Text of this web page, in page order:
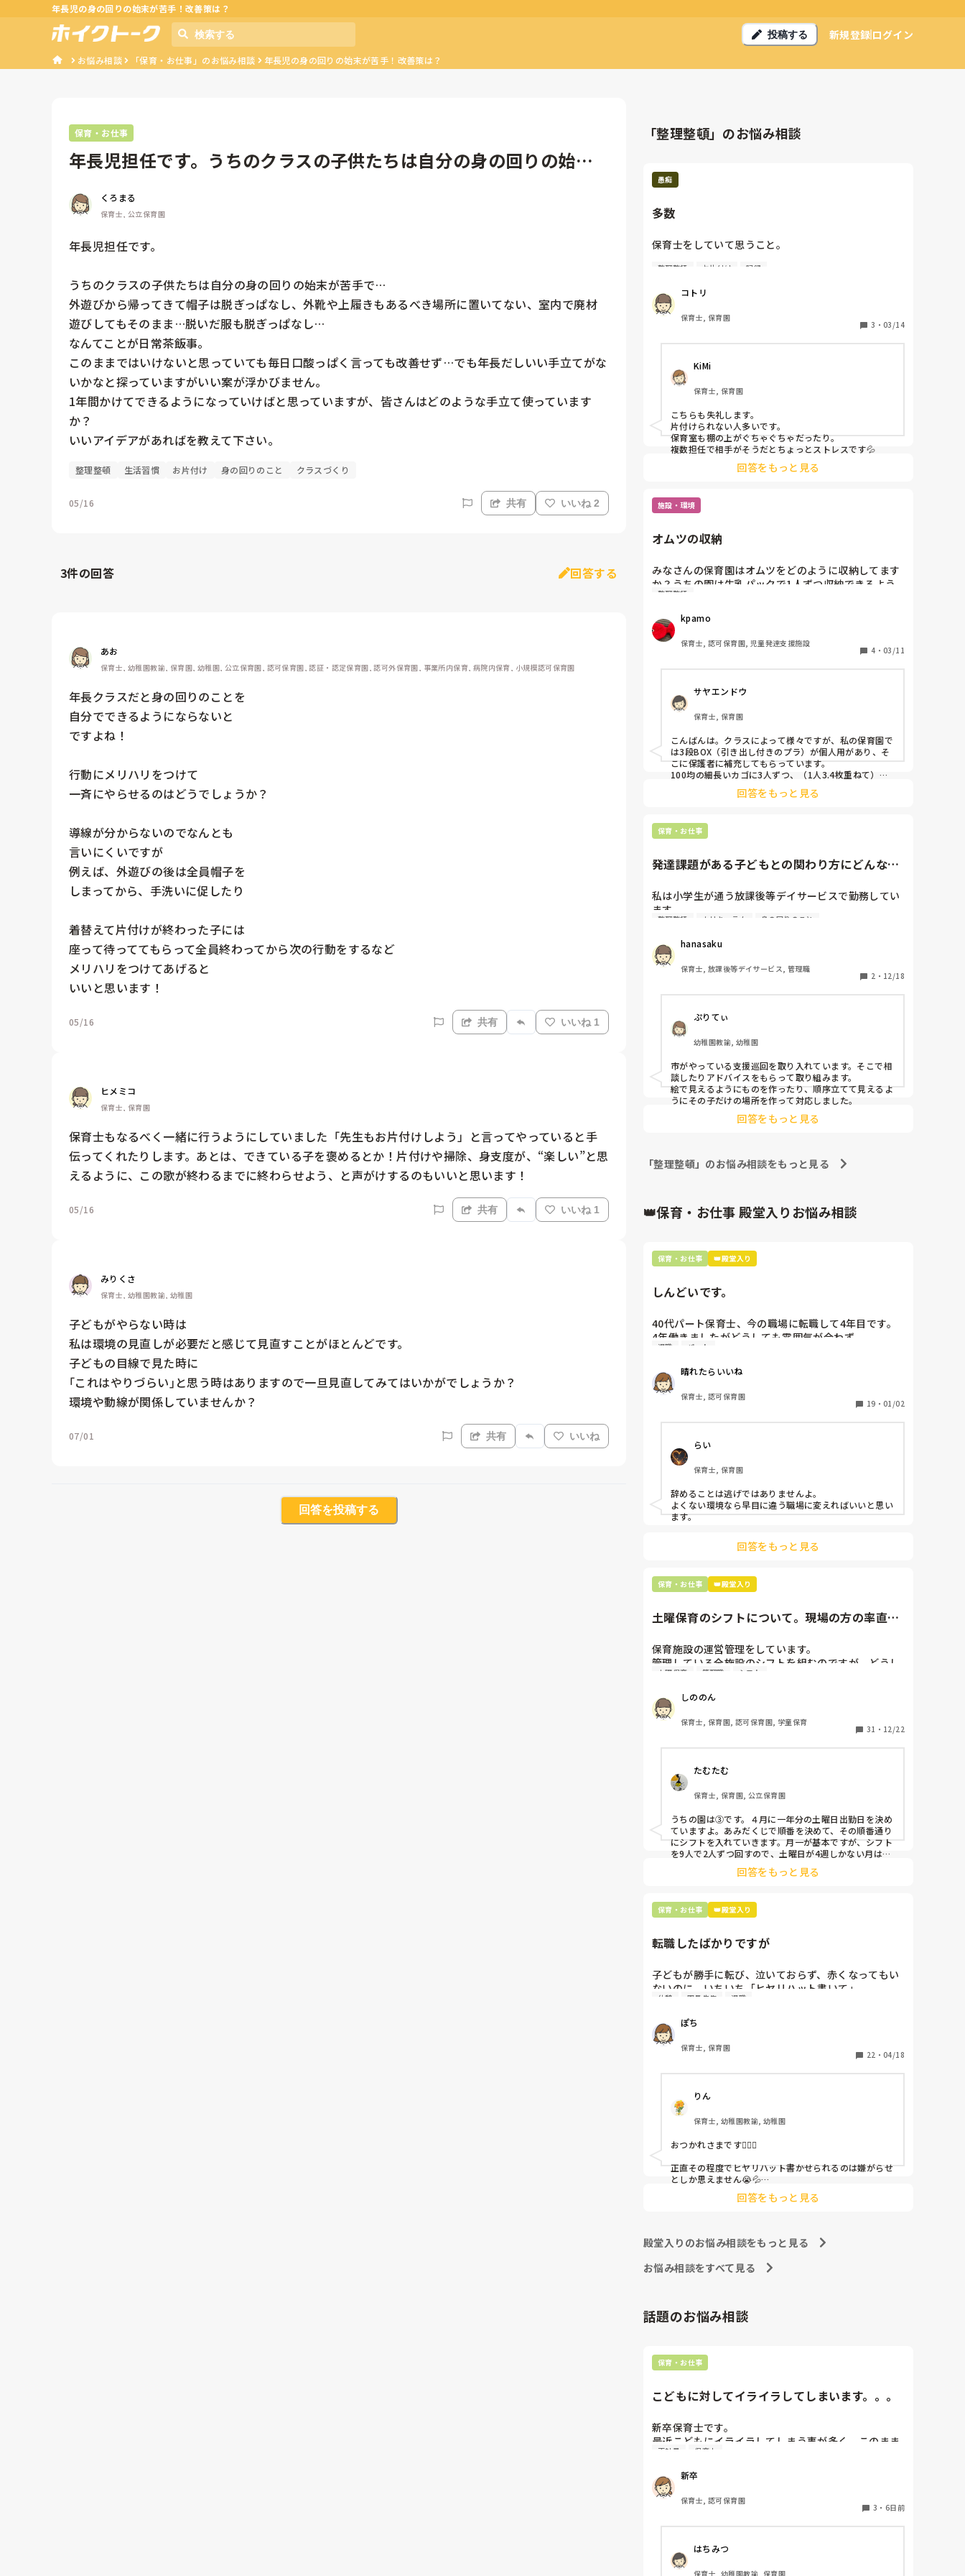
年長児の身の回りの始末が苦手！改善策は？
投稿する 新規登録ログイン
お悩み相談 「保育・お仕事」のお悩み相談 年長児の身の回りの始末が苦手！改善策は？
保育・お仕事
年長児担任です。うちのクラスの子供たちは自分の身の回りの始末
くろまる
保育士, 公立保育園
年長児担任です。
うちのクラスの子供たちは自分の身の回りの始末が苦手で…
外遊びから帰ってきて帽子は脱ぎっぱなし、外靴や上履きもあるべき場所に置いてない、室内で廃材
遊びしてもそのまま…脱いだ服も脱ぎっぱなし…
なんてことが日常茶飯事。
このままではいけないと思っていても毎日口酸っぱく言っても改善せず…でも年長だしいい手立てがな
いかなと探っていますがいい案が浮かびません。
1年間かけてできるようになっていけばと思っていますが、皆さんはどのような手立て使っています
か？
いいアイデアがあればを教えて下さい。
整理整頓 生活習慣 お片付け 身の回りのこと クラスづくり
05/16 共有 いいね 2
3件の回答 回答する
あお
保育士, 幼稚園教諭, 保育園, 幼稚園, 公立保育園, 認可保育園, 認証・認定保育園, 認可外保育園, 事業所内保育, 病院内保育, 小規模認可保育園
年長クラスだと身の回りのことを
自分でできるようにならないと
ですよね！
行動にメリハリをつけて
一斉にやらせるのはどうでしょうか？
導線が分からないのでなんとも
言いにくいですが
例えば、外遊びの後は全員帽子を
しまってから、手洗いに促したり
着替えて片付けが終わった子には
座って待っててもらって全員終わってから次の行動をするなど
メリハリをつけてあげると
いいと思います！
05/16 共有 いいね 1
ヒメミコ
保育士, 保育園
保育士もなるべく一緒に行うようにしていました「先生もお片付けしよう」と言ってやっていると手
伝ってくれたりします。あとは、できている子を褒めるとか！片付けや掃除、身支度が、“楽しい”と思
えるように、この歌が終わるまでに終わらせよう、と声がけするのもいいと思います！
05/16 共有 いいね 1
みりくさ
保育士, 幼稚園教諭, 幼稚園
子どもがやらない時は
私は環境の見直しが必要だと感じて見直すことがほとんどです。
子どもの目線で見た時に
｢これはやりづらい｣と思う時はありますので一旦見直してみてはいかがでしょうか？
環境や動線が関係していませんか？
07/01 共有 いいね
回答を投稿する
「整理整頓」のお悩み相談
愚痴
多数
保育士をしていて思うこと。
片付けられない人が多い、
物を元の場所に戻さない、
伝えてこないのに、言わないと怒る、
自分の書類の仕事が優先で、他の人の事は考えな
い。。
やーね。
整理整頓 お片付け 記録
コトリ
保育士, 保育園
3 ・ 03/14
KiMi
保育士, 保育園
こちらも失礼します。
片付けられない人多いです。
保育室も棚の上がぐちゃぐちゃだったり。
複数担任で相手がそうだとちょっとストレスです💦
回答をもっと見る
施設・環境
オムツの収納
みなさんの保育園はオムツをどのように収納してます
か？うちの園は牛乳パックで1人ずつ収納できるよう
に作って棚に置いてるのですが、割とスペースとって
整理整頓
kpamo
保育士, 認可保育園, 児童発達支援施設
4 ・ 03/11
サヤエンドウ
保育士, 保育園
こんばんは。クラスによって様々ですが、私の保育園で
は3段BOX（引き出し付きのプラ）が個人用があり、そ
こに保護者に補充してもらっています。
100均の細長いカゴに3人ずつ、（1人3.4枚重ねて）立
てて交互に入れています。ゴムが上の人、ゴムが下の人
というように、、文章じゃ伝わりにくいですよね。
回答をもっと見る
保育・お仕事
発達課題がある子どもとの関わり方にどんな工
私は小学生が通う放課後等デイサービスで勤務してい
ます。
幼児期に園生活の中で、発達課題を抱える子との関わ
園生活の中での培った土台をベースに支援を広げる参
考にさせてください。
整理整頓 カリキュラム 身の回りのこと
hanasaku
保育士, 放課後等デイサービス, 管理職
2 ・ 12/18
ぷりてぃ
幼稚園教諭, 幼稚園
市がやっている支援巡回を取り入れています。そこで相
談したりアドバイスをもらって取り組みます。
絵で見えるようにものを作ったり、順序立てて見えるよ
うにその子だけの場所を作って対応しました。
回答をもっと見る
「整理整頓」のお悩み相談をもっと見る
👑保育・お仕事 殿堂入りお悩み相談
保育・お仕事 👑殿堂入り
しんどいです。
40代パート保育士、今の職場に転職して4年目です。
4年働きましたがどうしても雰囲気が合わず
退職しようと思っています。
周りの職員は、勤続10年以上から何十年という先生が
ほとんどです。
保護者子どもの愚痴悪口が多く、
子どもの前でも
仕方ないよね
もう何も言わずに
子どもの言いなりになればいいんだね
などいう意見で…
上の先生に相談することは難しそうです。
正直苦しい。
辞めることは逃げ、と、過去辞めた人も何年も言われ
続けています
退職 パート
晴れたらいいね
保育士, 認可保育園
19 ・ 01/02
らい
保育士, 保育園
辞めることは逃げではありませんよ。
よくない環境なら早目に違う職場に変えればいいと思い
ます。
回答をもっと見る
保育・お仕事 👑殿堂入り
土曜保育のシフトについて。現場の方の率直な
保育施設の運営管理をしています。
管理している全施設のシフトを組むのですが、どうし
ても土曜保育だけは入れる方が少なく、いつも苦労し
応募の段階では皆、月1〜2回の土曜出勤があることに
同意して入職しているはずですが、いざ勤務が始まる
と一日も土曜出勤が出来ない方ばかりです。
①土曜日の希望休は2日まで、と制限をかける
②毎月、必ず土曜保育に入ることのできる日を1日だ
けピックアップしてもらう
③仮シフトが出た時、土曜出勤が難しければ自身で代
わりの人を交渉して見つけてもらう
上記のいずれかの対策を取り入れることを考えていま
土曜保育 管理職 シフト
しののん
保育士, 保育園, 認可保育園, 学童保育
31 ・ 12/22
たむたむ
保育士, 保育園, 公立保育園
うちの園は③です。４月に一年分の土曜日出勤日を決め
ていますよ。あみだくじで順番を決めて、その順番通り
にシフトを入れていきます。月一が基本ですが、シフト
を9人で2人ずつ回すので、土曜日が4週しかない月は無
しの時もありますよ。その土曜日が出られない人は、同
じシフト時間の人と自分で交代して貰い、主任に報告し
回答をもっと見る
保育・お仕事 👑殿堂入り
転職したばかりですが
子どもが勝手に転び、泣いておらず、赤くなってもい
ないのに、いちいち「ヒヤリハット書いて」
と書かされ
休憩時間に書くしかなく、辛いです
（そう言う本人は書かない）
しかも、上司に↑この内容でも
「どうしたらなくせるか」
呼ばれて一緒に対策を考えさせられること多数
これだけで30〜40分拘束されて辛いです
皆さんの園はどうですか?
休憩 園長先生 退職
ぽち
保育士, 保育園
22 ・ 04/18
りん
保育士, 幼稚園教諭, 幼稚園
おつかれさまです🙇🏻‍♀️
正直その程度でヒヤリハット書かせられるのは嫌がらせ
としか思えません😭💦
他の先生方も同様のことをされているのでしょうか？
回答をもっと見る
殿堂入りのお悩み相談をもっと見る
お悩み相談をすべて見る
話題のお悩み相談
保育・お仕事
こどもに対してイライラしてしまいます。。。
新卒保育士です。
最近こどもにイライラしてしまう事が多く、このまま
だと子どもが嫌いになってしまうんじゃないかと怖く
なる時があります。今は、イライラすることはあって
も結局はかわいいしだいすきだなと思います。です
が、4月に比べると、子どもに対してイライラしてし
まう事が増えてきました。何度注意しても言うことを
聞いてくれなかったり、逆に自分の指示が通らない焦
ります。今はフリーとして色々なクラスに入らせて貰
っていますが、幼児クラスに入ると余計イライラして
正社員 保育士
新卒
保育士, 認可保育園
3 ・ 6日前
はちみつ
保育士, 幼稚園教諭, 保育園